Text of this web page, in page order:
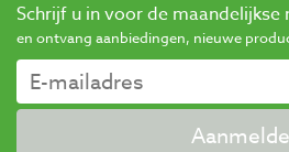
Schrijf u in voor de maandelijkse
en ontvang aanbiedingen, nieuwe